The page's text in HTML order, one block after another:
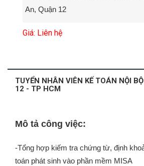
An, Quận 12
Giá: Liên hệ
TUYỂN NHÂN VIÊN KẾ TOÁN NỘI
12 - TP HCM
Mô tả công việc:
-Tổng hợp kiếm tra chứng từ, định
toán phát sinh vào phần mềm MISA